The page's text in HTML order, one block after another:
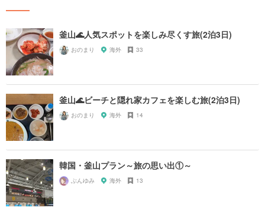
釜山🌊人気スポットを楽しみ尽くす旅(2泊3日)
おのまり 海外 33
釜山🌊ビーチと隠れ家カフェを楽しむ旅(2泊3日)
おのまり 海外 14
韓国・釜山プラン～旅の思い出①～
ぶんゆみ 海外 13